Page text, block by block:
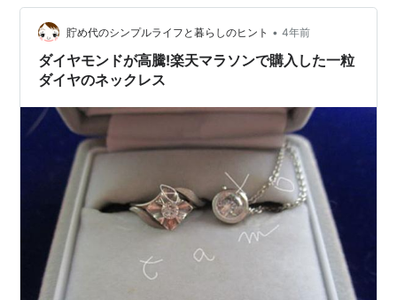
貯め代のシンプルライフと暮らしのヒント • 4年前
ダイヤモンドが高騰!楽天マラソンで購入した一粒
ダイヤのネックレス